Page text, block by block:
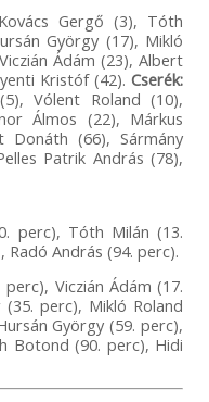
Gergő (3), Tóth
György (17), Mikló
Ádám (23), Albert
Kristóf (42).Cserék:
Vólent Roland (10),
Álmos (22), Márkus
Donáth (66), Sármány
Patrik András (78),
perc), Tóth Milán (13.
András (94. perc).
perc), Viczián Ádám (17.
perc), Mikló Roland
György (59. perc),
Botond (90. perc), Hidi